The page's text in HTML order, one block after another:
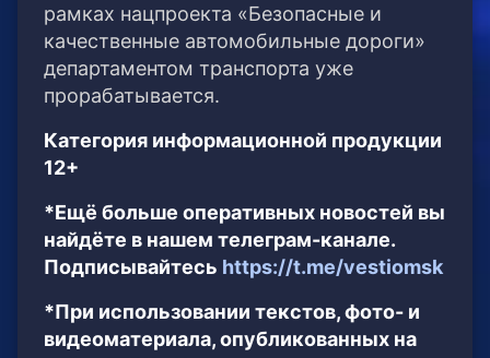
рамках нацпроекта «Безопасные и
качественные автомобильные дороги»
департаментом транспорта уже
прорабатывается.
Категория информационной продукции
12+
*Ещё больше оперативных новостей вы
найдёте в нашем телеграм-канале.
Подписывайтесь https://t.me/vestiomsk
*При использовании текстов, фото- и
видеоматериала, опубликованных на